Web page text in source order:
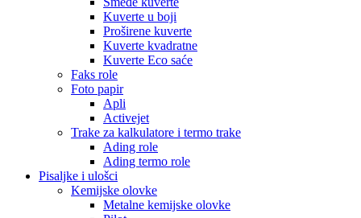
Kuverte u boji
Proširene kuverte
Kuverte kvadratne
Kuverte Eco saće
Faks role
Foto papir
Apli
Activejet
Trake za kalkulatore i termo trake
Ading role
Ading termo role
Pisaljke i ulošci
Kemijske olovke
Metalne kemijske olovke